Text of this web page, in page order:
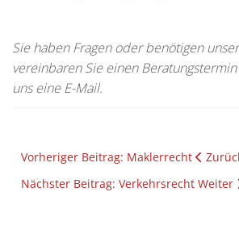
Sie haben Fragen oder benötigen
vereinbaren Sie einen
uns eine E-Mail.
Vorheriger Beitrag: Maklerrecht
Nächster Beitrag: Verkehrsrecht Weiter